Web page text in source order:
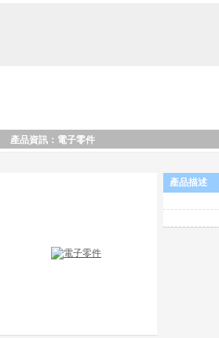
產品資訊：電子零件
產品描述